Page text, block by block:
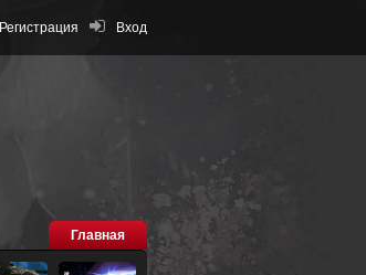
Вход
Регистрация
Главная